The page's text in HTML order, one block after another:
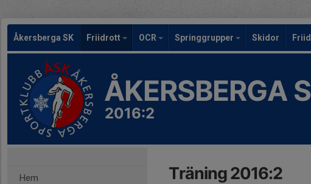
Åkersberga SK Friidrott OCR Springgrupper Skidor
ÅKERSBERGA
2016:2
Hem Träning 2016:2